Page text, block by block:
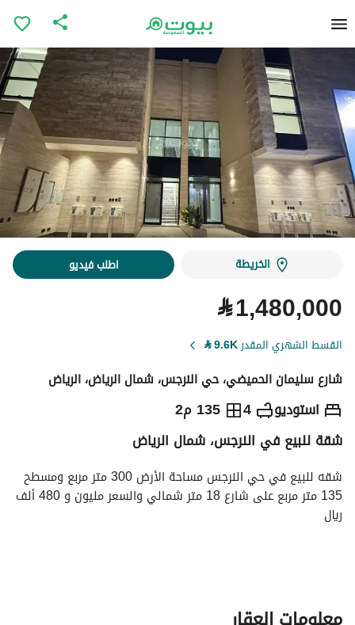
الخريطة اطلب فيديو
⃁1,480,000
القسط الشهري المقدر9.6K
⃁
شارع سليمان الحميضي، حي النرجس، شمال الرياض، الرياض
استوديو 4 135 م2 ⃁
1,480,000
التفاصيل معلومات ترخيص الإعلان
شقة للبيع في النرجس، شمال الرياض
ريال